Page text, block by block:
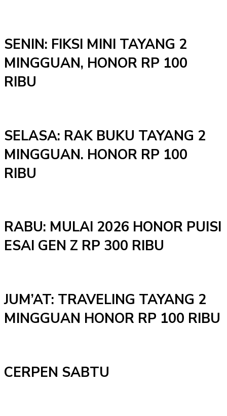
SENIN: FIKSI MINI TAYANG 2
MINGGUAN, HONOR RP 100
RIBU
SELASA: RAK BUKU TAYANG 2
MINGGUAN. HONOR RP 100
RIBU
RABU: MULAI 2026 HONOR PUISI
ESAI GEN Z RP 300 RIBU
JUM’AT: TRAVELING TAYANG 2
MINGGUAN HONOR RP 100 RIBU
CERPEN SABTU